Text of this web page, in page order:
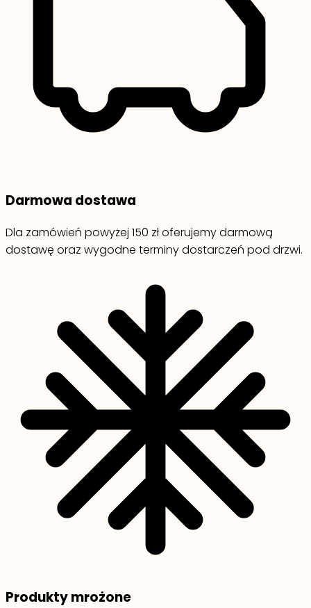
Darmowa dostawa
Dla zamówień powyżej 150 zł oferujemy darmową
dostawę oraz wygodne terminy dostarczeń pod drzwi.
Produkty mrożone